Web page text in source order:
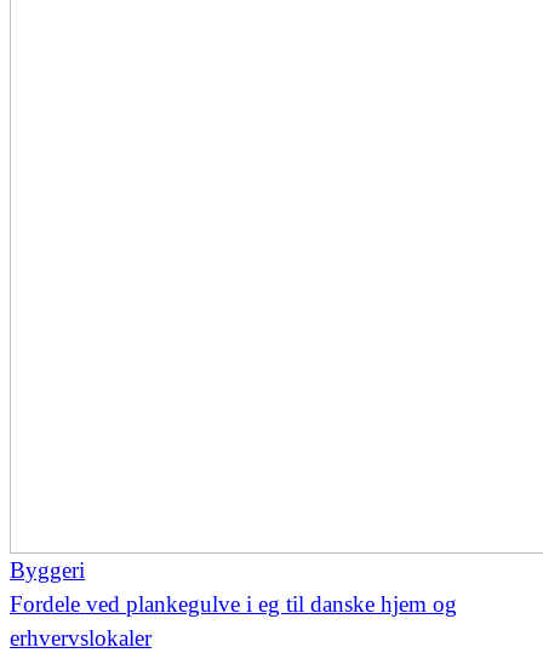
Byggeri
Fordele ved plankegulve i eg til danske hjem og
erhvervslokaler